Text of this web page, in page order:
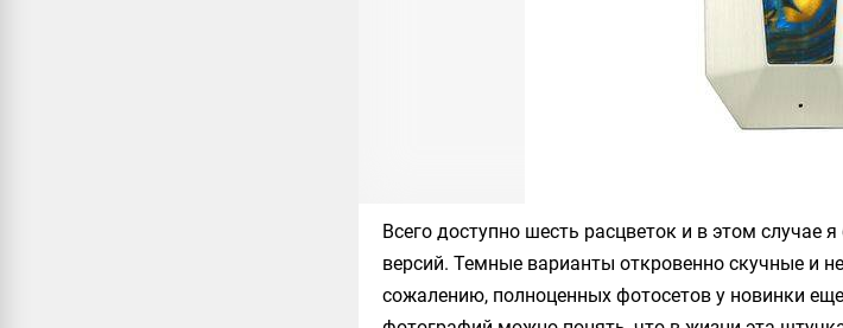
Всего доступно шесть расцветок и в этом случае
версий. Темные варианты откровенно скучные и
сожалению, полноценных фотосетов у новинки